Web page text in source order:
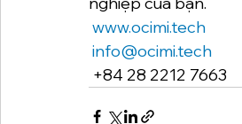
www.ocimi.tech
info@ocimi.tech
+84 28 2212 7663